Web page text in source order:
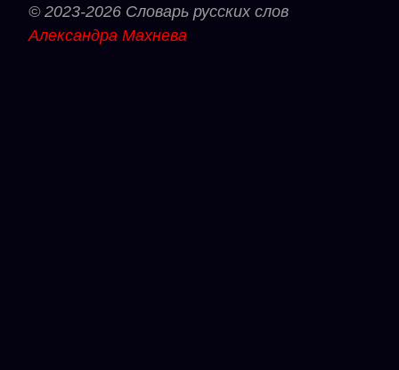
© 2023-2026 Словарь русских слов
Александра Махнева